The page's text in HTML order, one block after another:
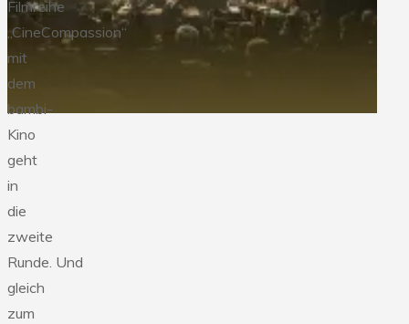
Filmreihe
„CineCompassion“
mit
dem
bambi-
Kino
geht
in
die
zweite
Runde. Und
gleich
zum